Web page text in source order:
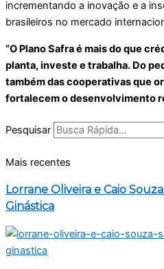
incrementando a inovação e a
brasileiros no mercado
“O Plano Safra é mais do que
planta, investe e trabalha. Do
também das cooperativas que
fortalecem o desenvolvimento
Pesquisar
Mais recentes
Lorrane Oliveira e Caio
Ginástica